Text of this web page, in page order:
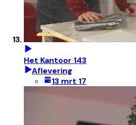
Het Kantoor 143
Aflevering
13 mrt 17